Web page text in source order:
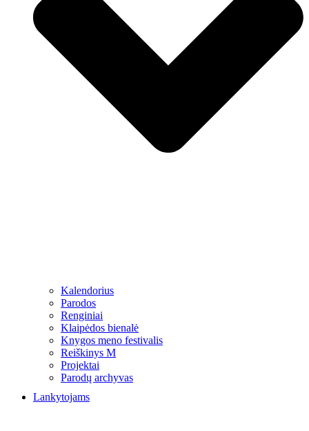
Kalendorius
Parodos
Renginiai
Klaipėdos bienalė
Knygos meno festivalis
Reiškinys M
Projektai
Parodų archyvas
Lankytojams